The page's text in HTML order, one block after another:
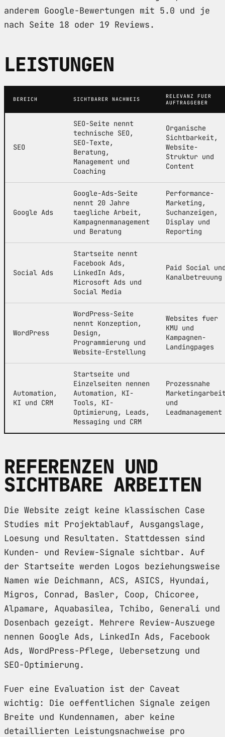
anderem Google-Bewertungen mit 5.0 und je
nach Seite 18 oder 19 Reviews.
LEISTUNGEN
BEREICH SICHTBARER NACHWEIS
RELEVANZ FUER
AUFTRAGGEBER
SEO
SEO-Seite nennt
technische SEO,
SEO-Texte,
Beratung,
Management und
Coaching
Organische
Sichtbarkeit,
Website-
Struktur und
Content
Google Ads
Google-Ads-Seite
nennt 20 Jahre
taegliche Arbeit,
Kampagnenmanagement
und Beratung
Performance-
Marketing,
Suchanzeigen,
Display und
Reporting
Social Ads
Startseite nennt
Facebook Ads,
LinkedIn Ads,
Microsoft Ads und
Social Media
Paid Social
Kanalbetreuung
WordPress
WordPress-Seite
nennt Konzeption,
Design,
Programmierung und
Website-Erstellung
Websites fuer
KMU und
Kampagnen-
Landingpages
Automation,
KI und CRM
Startseite und
Einzelseiten nennen
Automation, KI-
Tools, KI-
Optimierung, Leads,
Messaging und CRM
Prozessnahe
und
Leadmanagement
REFERENZEN UND
SICHTBARE ARBEITEN
Die Website zeigt keine klassischen Case
Studies mit Projektablauf, Ausgangslage,
Loesung und Resultaten. Stattdessen sind
Kunden- und Review-Signale sichtbar. Auf
der Startseite werden Logos beziehungsweise
Namen wie Deichmann, ACS, ASICS, Hyundai,
Migros, Conrad, Basler, Coop, Chicoree,
Alpamare, Aquabasilea, Tchibo, Generali und
Dosenbach gezeigt. Mehrere Review-Auszuege
nennen Google Ads, LinkedIn Ads, Facebook
Ads, WordPress-Pflege, Uebersetzung und
SEO-Optimierung.
Fuer eine Evaluation ist der Caveat
wichtig: Die oeffentlichen Signale zeigen
Breite und Kundennamen, aber keine
detaillierten Leistungsnachweise pro